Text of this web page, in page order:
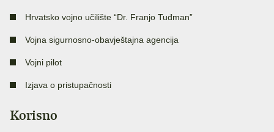
Hrvatsko vojno učilište “Dr. Franjo Tuđman”
Vojna sigurnosno-obavještajna agencija
Vojni pilot
Izjava o pristupačnosti
Korisno